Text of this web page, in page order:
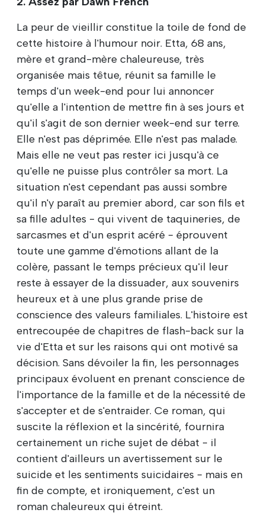
La peur de vieillir constitue la toile de fond de
cette histoire à l'humour noir. Etta, 68 ans,
mère et grand-mère chaleureuse, très
organisée mais têtue, réunit sa famille le
temps d'un week-end pour lui annoncer
qu'elle a l'intention de mettre fin à ses jours et
qu'il s'agit de son dernier week-end sur terre.
Elle n'est pas déprimée. Elle n'est pas malade.
Mais elle ne veut pas rester ici jusqu'à ce
qu'elle ne puisse plus contrôler sa mort. La
situation n'est cependant pas aussi sombre
qu'il n'y paraît au premier abord, car son fils et
sa fille adultes - qui vivent de taquineries, de
sarcasmes et d'un esprit acéré - éprouvent
toute une gamme d'émotions allant de la
colère, passant le temps précieux qu'il leur
reste à essayer de la dissuader, aux souvenirs
heureux et à une plus grande prise de
conscience des valeurs familiales. L'histoire est
entrecoupée de chapitres de flash-back sur la
vie d'Etta et sur les raisons qui ont motivé sa
décision. Sans dévoiler la fin, les personnages
principaux évoluent en prenant conscience de
l'importance de la famille et de la nécessité de
s'accepter et de s'entraider. Ce roman, qui
suscite la réflexion et la sincérité, fournira
certainement un riche sujet de débat - il
contient d'ailleurs un avertissement sur le
suicide et les sentiments suicidaires - mais en
fin de compte, et ironiquement, c'est un
roman chaleureux qui étreint.